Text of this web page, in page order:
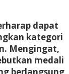
dapat
kategori
Mengingat,
medali
berlangsung